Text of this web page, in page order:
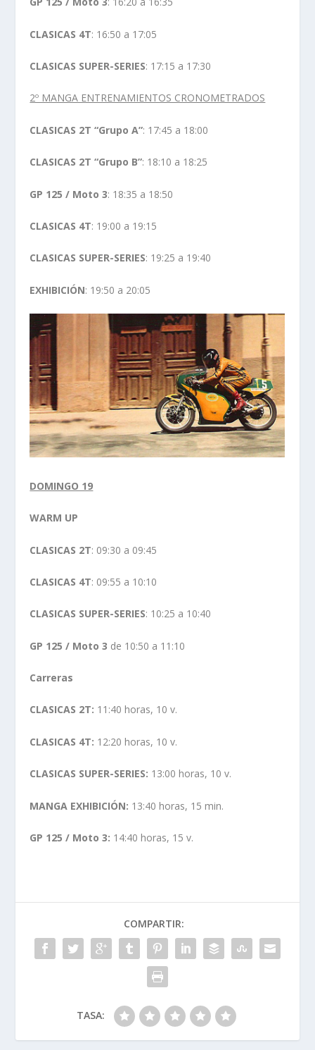
CLASICAS 4T: 16:50 a 17:05
CLASICAS SUPER-SERIES: 17:15 a 17:30
2º MANGA ENTRENAMIENTOS CRONOMETRADOS
CLASICAS 2T “Grupo A”: 17:45 a 18:00
CLASICAS 2T “Grupo B”: 18:10 a 18:25
GP 125 / Moto 3: 18:35 a 18:50
CLASICAS 4T: 19:00 a 19:15
CLASICAS SUPER-SERIES: 19:25 a 19:40
EXHIBICIÓN: 19:50 a 20:05
DOMINGO 19
WARM UP
CLASICAS 2T: 09:30 a 09:45
CLASICAS 4T: 09:55 a 10:10
CLASICAS SUPER-SERIES: 10:25 a 10:40
GP 125 / Moto 3 de 10:50 a 11:10
Carreras
CLASICAS 2T: 11:40 horas, 10 v.
CLASICAS 4T: 12:20 horas, 10 v.
CLASICAS SUPER-SERIES: 13:00 horas, 10 v.
MANGA EXHIBICIÓN: 13:40 horas, 15 min.
GP 125 / Moto 3: 14:40 horas, 15 v.
COMPARTIR:
TASA: